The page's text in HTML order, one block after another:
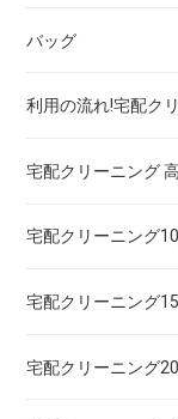
ドレス！宅配クリ
ウェディングド
ブランドワイシ
ブランドダウン
宅配クリーニン
宅配クリーニン
宅配クリーニング
バッグ
利用の流れ!宅配ク
宅配クリーニング
宅配クリーニング
宅配クリーニング
宅配クリーニング